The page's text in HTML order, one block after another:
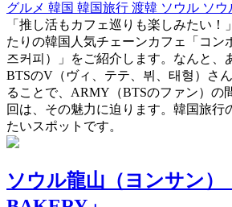
グルメ 韓国 韓国旅行 渡韓 ソウル ソウ
「推し活もカフェ巡りも楽しみたい！
たりの韓国人気チェーンカフェ「コン
즈커피）」をご紹介します。なんと、
BTSのV（ヴィ、テテ、뷔、태형）さ
ることで、ARMY（BTSのファン）の
回は、その魅力に迫ります。韓国旅行
たいスポットです。
ソウル龍山（ヨンサン）